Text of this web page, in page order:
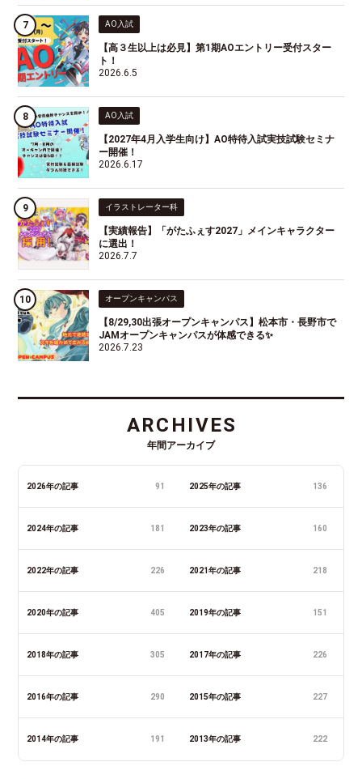
AO入試
【高３生以上は必見】第1期AOエントリー受付スター
ト！
2026.6.5
AO入試
【2027年4月入学生向け】AO特待入試実技試験セミナ
ー開催！
2026.6.17
イラストレーター科
【実績報告】「がたふぇす2027」メインキャラクター
に選出！
2026.7.7
オープンキャンパス
【8/29,30出張オープンキャンパス】松本市・長野市で
JAMオープンキャンパスが体感できる✨
2026.7.23
ARCHIVES
年間アーカイブ
2026年の記事 91 2025年の記事 136
2024年の記事 181 2023年の記事 160
2022年の記事 226 2021年の記事 218
2020年の記事 405 2019年の記事 151
2018年の記事 305 2017年の記事 226
2016年の記事 290 2015年の記事 227
2014年の記事 191 2013年の記事 222